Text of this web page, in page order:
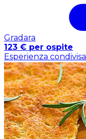
Gradara
123 € per ospite
Esperienza condivisa